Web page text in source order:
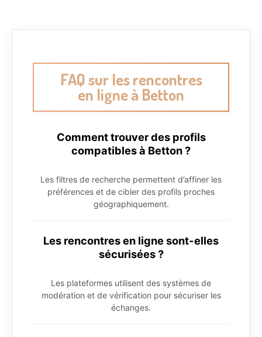
FAQ sur les rencontres
en ligne à Betton
Comment trouver des profils
compatibles à Betton ?
Les filtres de recherche permettent d’affiner les
préférences et de cibler des profils proches
géographiquement.
Les rencontres en ligne sont-elles
sécurisées ?
Les plateformes utilisent des systèmes de
modération et de vérification pour sécuriser les
échanges.